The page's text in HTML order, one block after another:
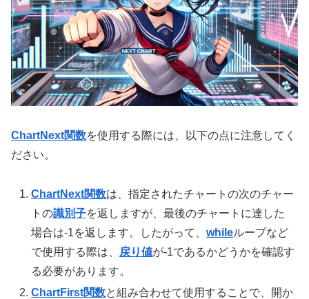
ChartNext関数を使用する際には、以下の点に注意してく
ださい。
ChartNext関数は、指定されたチャートの次のチャー
トの識別子を返しますが、最後のチャートに達した
場合は-1を返します。したがって、whileループなど
で使用する際は、 戻り値が-1であるかどうかを確認す
る必要があります。
ChartFirst関数と組み合わせて使用することで、開か